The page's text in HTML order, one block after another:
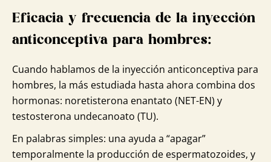
Eficacia y frecuencia de la inyección
anticonceptiva para hombres:
Cuando hablamos de la inyección anticonceptiva para
hombres, la más estudiada hasta ahora combina dos
hormonas: noretisterona enantato (NET-EN) y
testosterona undecanoato (TU).
En palabras simples: una ayuda a “apagar”
temporalmente la producción de espermatozoides, y